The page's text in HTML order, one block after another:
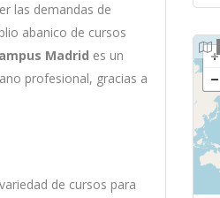
las demandas de
io abanico de cursos
Madrid es un
profesional, gracias a
variedad de cursos para